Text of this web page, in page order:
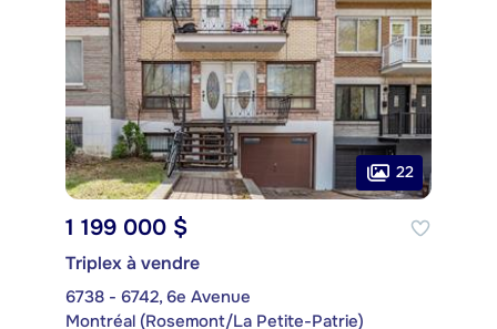
22
1 199 000 $
Triplex à vendre
6738 - 6742, 6e Avenue
Montréal (Rosemont/La Petite-Patrie)